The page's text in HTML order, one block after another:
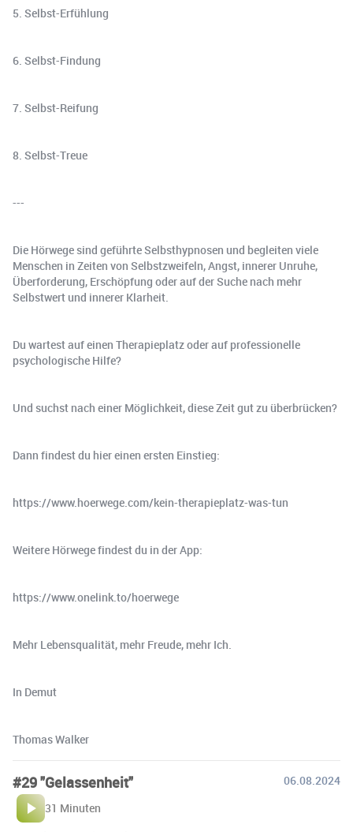
5. Selbst-Erfühlung
6. Selbst-Findung
7. Selbst-Reifung
8. Selbst-Treue
---
Die Hörwege sind geführte Selbsthypnosen und begleiten viele
Menschen in Zeiten von Selbstzweifeln, Angst, innerer Unruhe,
Überforderung, Erschöpfung oder auf der Suche nach mehr
Selbstwert und innerer Klarheit.
Du wartest auf einen Therapieplatz oder auf professionelle
psychologische Hilfe?
Und suchst nach einer Möglichkeit, diese Zeit gut zu überbrücken?
Dann findest du hier einen ersten Einstieg:
https://www.hoerwege.com/kein-therapieplatz-was-tun
Weitere Hörwege findest du in der App:
https://www.onelink.to/hoerwege
Mehr Lebensqualität, mehr Freude, mehr Ich.
In Demut
Thomas Walker
#29 "Gelassenheit"
06.08.2024
31 Minuten